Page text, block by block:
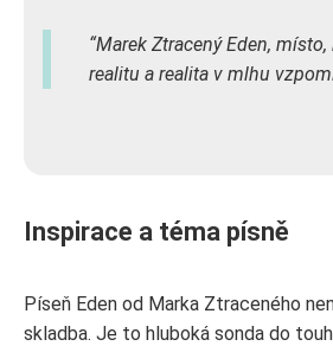
Marek Ztracený Eden,
realitu a realita v mlhu
Inspirace a téma písně
Píseň Eden od Marka Ztraceného
skladba. Je to hluboká sonda do